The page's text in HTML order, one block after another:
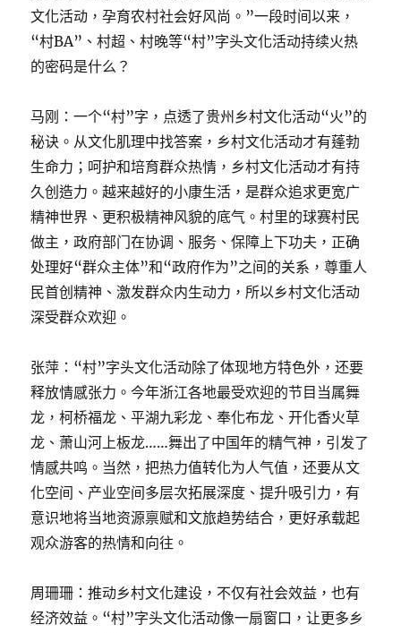
文化活动，孕育农村社会好风尚。”一段时间以来，
“村BA”、村超、村晚等“村”字头文化活动持续火热
的密码是什么？
马刚：一个“村”字，点透了贵州乡村文化活动“火”的
秘诀。从文化肌理中找答案，乡村文化活动才有蓬勃
生命力；呵护和培育群众热情，乡村文化活动才有持
久创造力。越来越好的小康生活，是群众追求更宽广
精神世界、更积极精神风貌的底气。村里的球赛村民
做主，政府部门在协调、服务、保障上下功夫，正确
处理好“群众主体”和“政府作为”之间的关系，尊重人
民首创精神、激发群众内生动力，所以乡村文化活动
深受群众欢迎。
张萍：“村”字头文化活动除了体现地方特色外，还要
释放情感张力。今年浙江各地最受欢迎的节目当属舞
龙，柯桥福龙、平湖九彩龙、奉化布龙、开化香火草
龙、萧山河上板龙……舞出了中国年的精气神，引发了
情感共鸣。当然，把热力值转化为人气值，还要从文
化空间、产业空间多层次拓展深度、提升吸引力，有
意识地将当地资源禀赋和文旅趋势结合，更好承载起
观众游客的热情和向往。
周珊珊：推动乡村文化建设，不仅有社会效益，也有
经济效益。“村”字头文化活动像一扇窗口，让更多乡